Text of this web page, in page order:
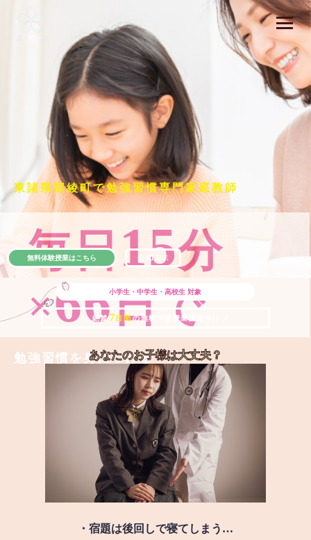
東諸県郡綾町で勉強習慣専門家庭教師
毎日15分
×66日で
勉強習慣を身につける
小学生・中学生・高校生 対象
＼ 絶賛 7 日間の無料体験授業実施中!! ／
無料体験授業はこちら 公式LINE
あなたのお子様は大丈夫？
・宿題は後回しで寝てしまう…